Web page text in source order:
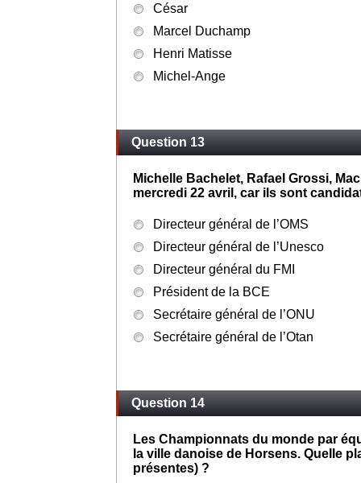
Fernando Botero
Alexander Calder
César
Michel-Ange
Michelle Bachelet, Rafael Grossi,
mercredi 22 avril, car ils sont
Directeur général de l’OMS
Directeur général de l’Unesco
Directeur général du FMI
Secrétaire général de l’Otan
Question 14